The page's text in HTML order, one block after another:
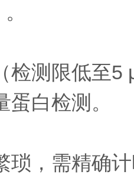
检测限低至5
白检测。
琐，需精确